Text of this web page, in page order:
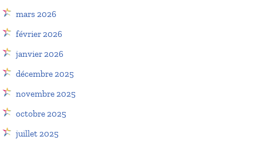
mars 2026
février 2026
janvier 2026
décembre 2025
novembre 2025
octobre 2025
juillet 2025